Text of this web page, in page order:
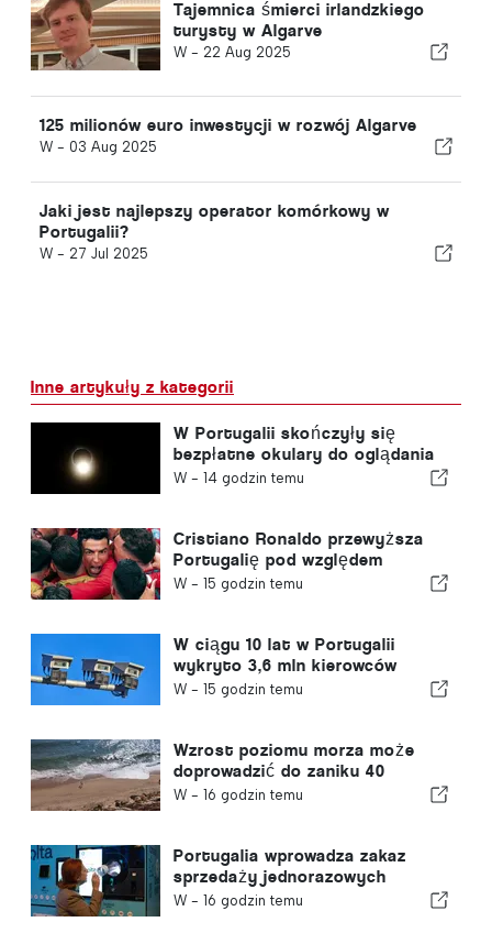
Tajemnica śmierci irlandzkiego
turysty w Algarve
W - 22 Aug 2025
125 milionów euro inwestycji w rozwój Algarve
W - 03 Aug 2025
Jaki jest najlepszy operator komórkowy w
Portugalii?
W - 27 Jul 2025
Inne artykuły z kategorii
W Portugalii skończyły się
bezpłatne okulary do oglądania
całkowitego zaćmienia Słońca
W - 14 godzin temu
Cristiano Ronaldo przewyższa
Portugalię pod względem
wartości komercyjnej
W - 15 godzin temu
W ciągu 10 lat w Portugalii
wykryto 3,6 mln kierowców
przekraczających prędkość
W - 15 godzin temu
Wzrost poziomu morza może
doprowadzić do zaniku 40
procent portugalskich plaż
W - 16 godzin temu
Portugalia wprowadza zakaz
sprzedaży jednorazowych
pojemników na napoje bez znaku
W - 16 godzin temu